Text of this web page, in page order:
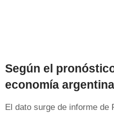
Según el
economía
El dato surge de informe